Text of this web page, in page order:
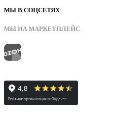
МЫ В СОЦСЕТЯХ
МЫ НА МАРКЕТПЛЕЙС